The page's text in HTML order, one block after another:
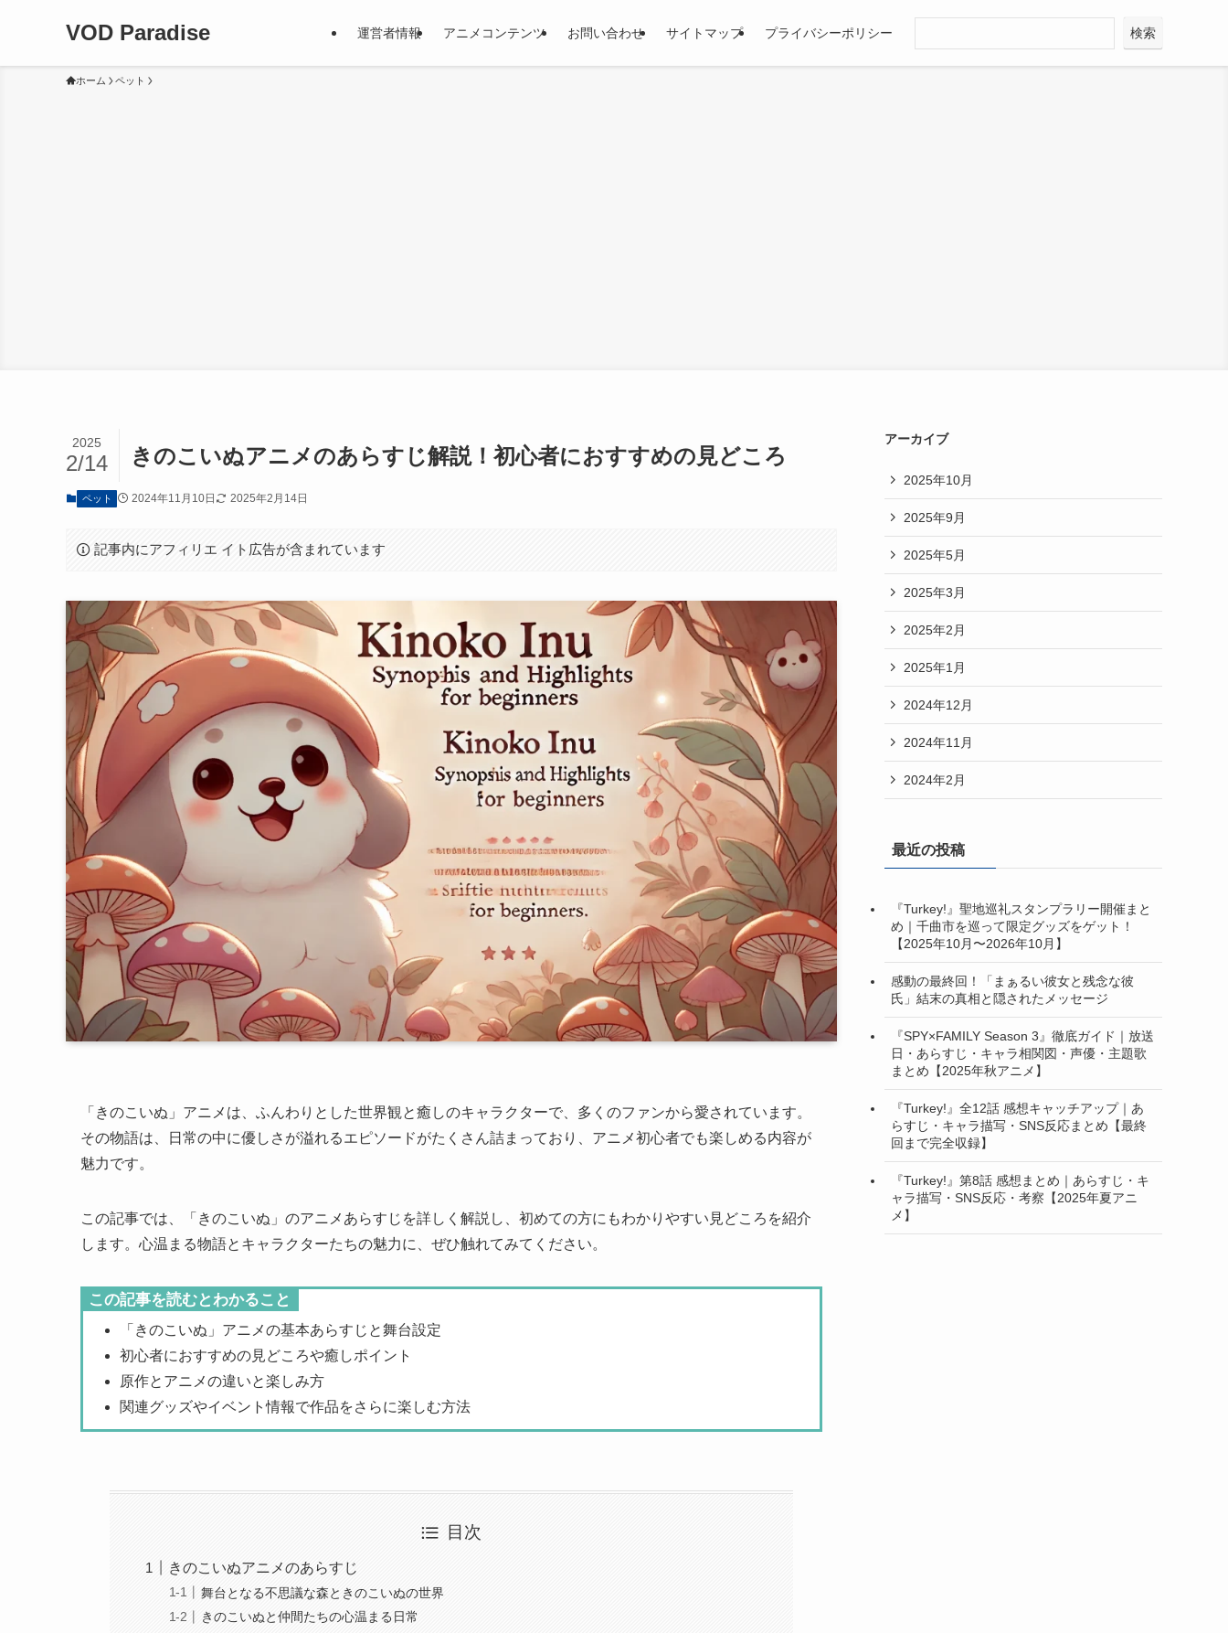
VOD Paradise 運営者情報 アニメコンテンツ お問い合わせ サイトマップ プライバシーポリシー 検索
ホーム ペット
きのこいぬアニメのあらすじ解説！初心者におすすめの見どころ
2025
2/14
ペット 2024年11月10日 2025年2月14日
記事内にアフィリエ イト広告が含まれています
「きのこいぬ」アニメは、ふんわりとした世界観と癒しのキャラクターで、多くのファンから愛されています。
その物語は、日常の中に優しさが溢れるエピソードがたくさん詰まっており、アニメ初心者でも楽しめる内容が
魅力です。
この記事では、「きのこいぬ」のアニメあらすじを詳しく解説し、初めての方にもわかりやすい見どころを紹介
します。心温まる物語とキャラクターたちの魅力に、ぜひ触れてみてください。
この記事を読むとわかること
「きのこいぬ」アニメの基本あらすじと舞台設定
初心者におすすめの見どころや癒しポイント
原作とアニメの違いと楽しみ方
関連グッズやイベント情報で作品をさらに楽しむ方法
目次
きのこいぬアニメのあらすじ
舞台となる不思議な森ときのこいぬの世界
きのこいぬと仲間たちの心温まる日常
アーカイブ
2025年10月
2025年9月
2025年5月
2025年3月
2025年2月
2025年1月
2024年12月
2024年11月
2024年2月
最近の投稿
『Turkey!』聖地巡礼スタンプラリー開催まと
め｜千曲市を巡って限定グッズをゲット！
【2025年10月〜2026年10月】
感動の最終回！「まぁるい彼女と残念な彼
氏」結末の真相と隠されたメッセージ
『SPY×FAMILY Season 3』徹底ガイド｜放送
日・あらすじ・キャラ相関図・声優・主題歌
まとめ【2025年秋アニメ】
『Turkey!』全12話 感想キャッチアップ｜あ
らすじ・キャラ描写・SNS反応まとめ【最終
回まで完全収録】
『Turkey!』第8話 感想まとめ｜あらすじ・キ
ャラ描写・SNS反応・考察【2025年夏アニ
メ】